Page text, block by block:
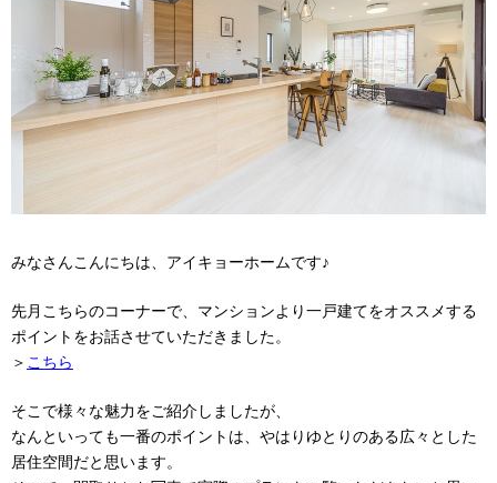
みなさんこんにちは、アイキョーホームです♪
先月こちらのコーナーで、マンションより一戸建てをオススメする
ポイントをお話させていただきました。
＞ こちら
そこで様々な魅力をご紹介しましたが、
なんといっても一番のポイントは、やはりゆとりのある広々とした
居住空間だと思います。